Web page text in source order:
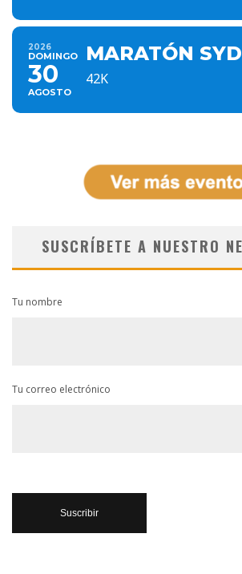
2026
DOMINGO
30
AGOSTO
MARATÓN
42K
SUSCRÍBETE A NUESTRO
Tu nombre
Tu correo electrónico